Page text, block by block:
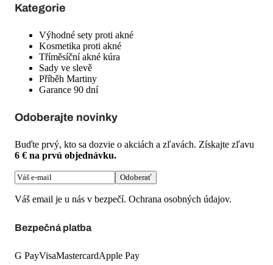
Kategorie
Výhodné sety proti akné
Kosmetika proti akné
Tříměsíční akné kúra
Sady ve slevě
Příběh Martiny
Garance 90 dní
Odoberajte novinky
Buďte prvý, kto sa dozvie o akciách a zľavách. Získajte zľavu
6 € na prvú objednávku.
Odoberať
Váš email je u nás v bezpečí. Ochrana osobných údajov.
Bezpečná platba
G PayVisaMastercardApple Pay